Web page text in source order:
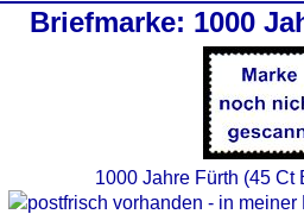
Briefmarke: 1000
1000 Jahre Fürth (45 Ct